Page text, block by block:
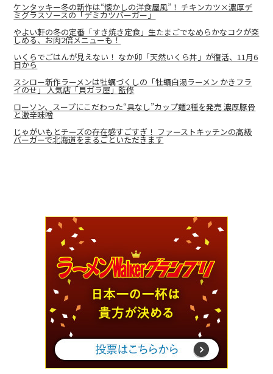
ケンタッキー冬の新作は“懐かしの洋食屋風”！ チキンカツ×濃厚デ
ミグラスソースの「デミカツバーガー」
やよい軒の冬の定番「すき焼き定食」生たまごでなめらかなコクが楽
しめる、お肉2倍メニューも！
いくらでごはんが見えない！ なか卯「天然いくら丼」が復活、11月6
日から
スシロー新作ラーメンは牡蠣づくしの「牡蠣白湯ラーメン かきフラ
イのせ」 人気店「貝ガラ屋」監修
ローソン、スープにこだわった“具なし”カップ麺2種を発売 濃厚豚骨
と激辛味噌
じゃがいもとチーズの存在感すごすぎ！ ファーストキッチンの高級
バーガーで北海道をまるごといただきます